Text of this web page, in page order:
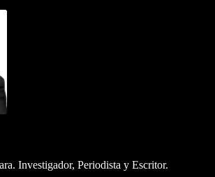
Investigador, Periodista y Escritor.